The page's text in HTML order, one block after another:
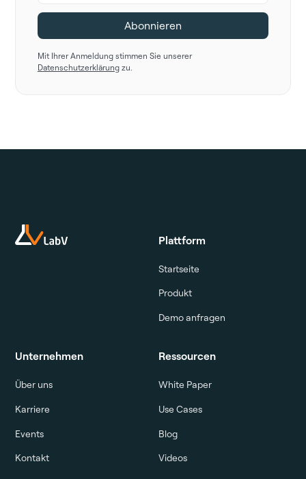
Mit Ihrer Anmeldung stimmen Sie unserer
Datenschutzerklärungzu.
Plattform
Startseite
Produkt
Demo anfragen
Unternehmen
Über uns
Karriere
Events
Kontakt
Ressourcen
White Paper
Use Cases
Blog
Videos